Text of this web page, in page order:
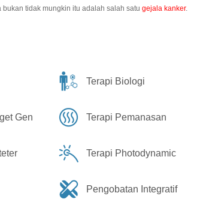
tidak mungkin itu adalah salah satu gejala kanker.
Terapi Biologi
Gen Terapi Pemanasan
Terapi Photodynamic
Pengobatan Integratif